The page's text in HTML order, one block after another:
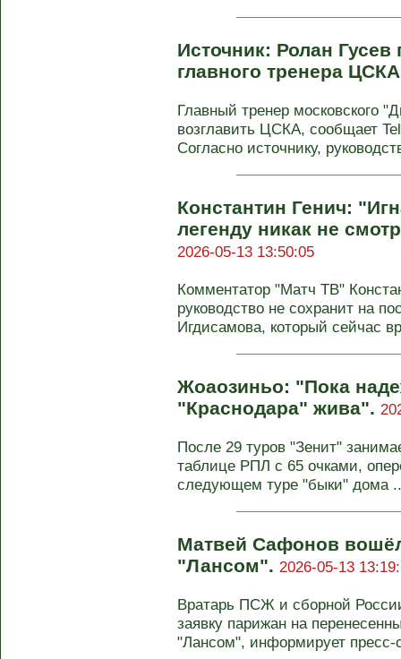
Источник: Ролан Гусев
главного тренера
Главный тренер московского
возглавить ЦСКА, сообщает
Согласно источнику,
Константин Генич:
легенду никак не
2026-05-13 13:50:05
Комментатор "Матч ТВ"
руководство не сохранит на
Игдисамова, который сейчас
Жоаозиньо: "Пока
"Краснодара" жива".
После 29 туров "Зенит"
таблице РПЛ с 65 очками,
следующем туре "быки" дома
Матвей Сафонов
"Лансом". 2026-05-13
Вратарь ПСЖ и сборной
заявку парижан на
"Лансом", информирует пресс-